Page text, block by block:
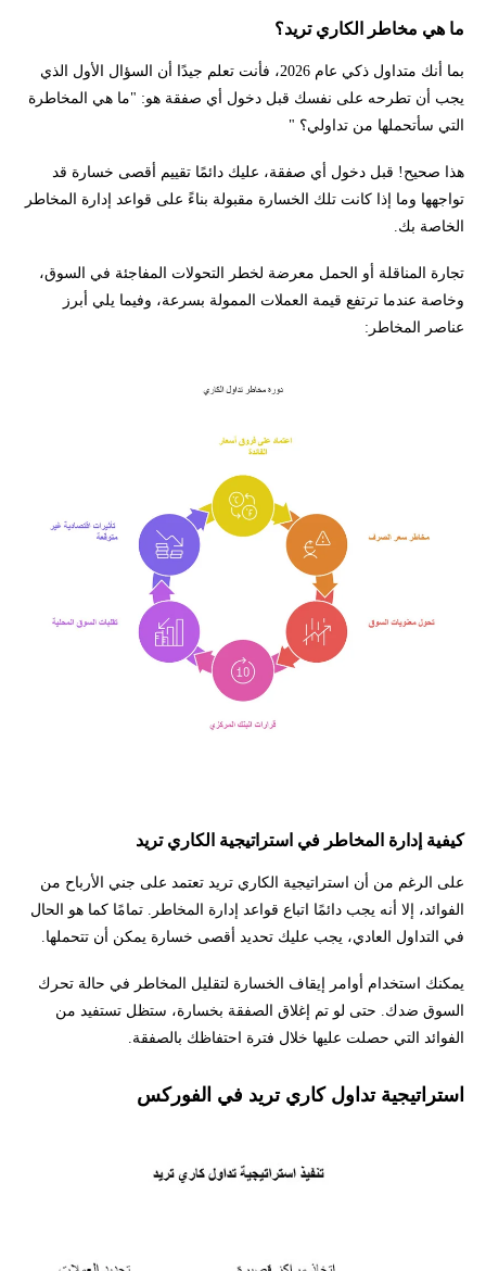
ما هي مخاطر الكاري تريد؟
بما أنك متداول ذكي عام 2026، فأنت تعلم جيدًا أن السؤال الأول الذي
يجب أن تطرحه على نفسك قبل دخول أي صفقة هو: "ما هي المخاطرة
التي سأتحملها من تداولي؟ "
هذا صحيح! قبل دخول أي صفقة، عليك دائمًا تقييم أقصى خسارة قد
تواجهها وما إذا كانت تلك الخسارة مقبولة بناءً على قواعد إدارة المخاطر
الخاصة بك.
تجارة المناقلة أو الحمل معرضة لخطر التحولات المفاجئة في السوق،
وخاصة عندما ترتفع قيمة العملات الممولة بسرعة، وفيما يلي أبرز
عناصر المخاطر:
كيفية إدارة المخاطر في استراتيجية الكاري تريد
على الرغم من أن استراتيجية الكاري تريد تعتمد على جني الأرباح من
الفوائد، إلا أنه يجب دائمًا اتباع قواعد إدارة المخاطر. تمامًا كما هو الحال
في التداول العادي، يجب عليك تحديد أقصى خسارة يمكن أن تتحملها.
يمكنك استخدام أوامر إيقاف الخسارة لتقليل المخاطر في حالة تحرك
السوق ضدك. حتى لو تم إغلاق الصفقة بخسارة، ستظل تستفيد من
الفوائد التي حصلت عليها خلال فترة احتفاظك بالصفقة.
استراتيجية تداول كاري تريد في الفوركس